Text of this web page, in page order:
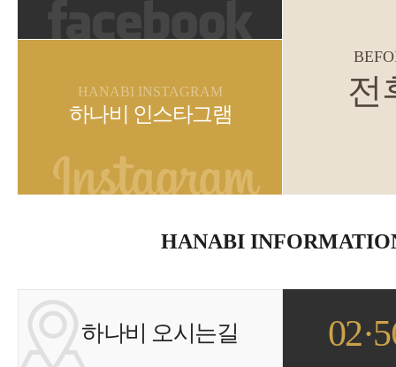
HANABI INSTAGRAM
하나비 인스타그램
전
HANABI
하나비 오시는길